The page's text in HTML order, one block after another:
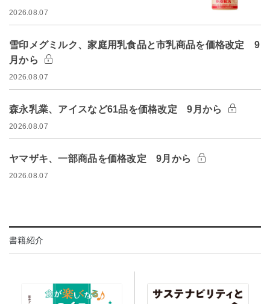
2026.08.07
雪印メグミルク、家庭用乳食品と市乳商品を価格改定 9
月から
2026.08.07
森永乳業、アイスなど61品を価格改定 9月から
2026.08.07
ヤマザキ、一部商品を価格改定 9月から
2026.08.07
書籍紹介